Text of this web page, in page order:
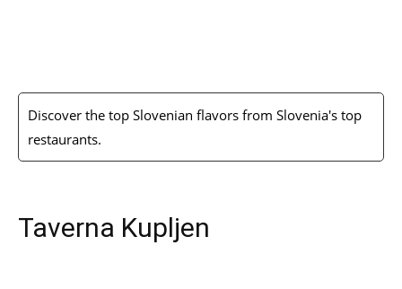
Discover the top Slovenian flavors from Slovenia's top
restaurants.
Taverna Kupljen